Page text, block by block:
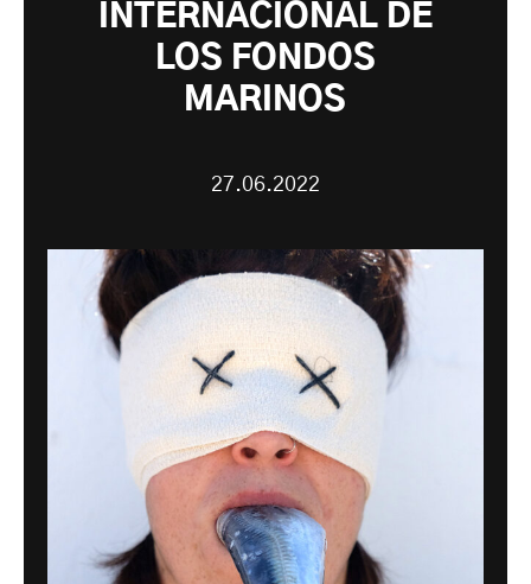
INTERNACIONAL DE
LOS FONDOS
MARINOS
27.06.2022